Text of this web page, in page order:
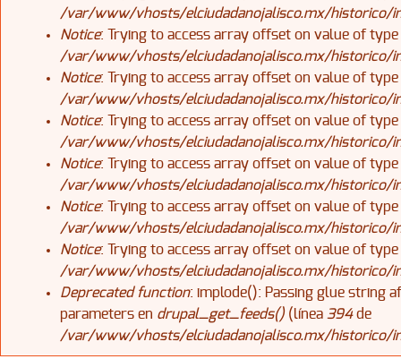
/var/www/vhosts/elciudadanojalisco.mx/historico/
Notice: Trying to access array offset on value of
/var/www/vhosts/elciudadanojalisco.mx/historico/
Notice: Trying to access array offset on value of
/var/www/vhosts/elciudadanojalisco.mx/historico/
Notice: Trying to access array offset on value of
/var/www/vhosts/elciudadanojalisco.mx/historico/
Notice: Trying to access array offset on value of
/var/www/vhosts/elciudadanojalisco.mx/historico/
Notice: Trying to access array offset on value of
/var/www/vhosts/elciudadanojalisco.mx/historico/
Notice: Trying to access array offset on value of
/var/www/vhosts/elciudadanojalisco.mx/historico/
Deprecated function: implode(): Passing glue string
parameters en drupal_get_feeds()(línea 394de
/var/www/vhosts/elciudadanojalisco.mx/historico/